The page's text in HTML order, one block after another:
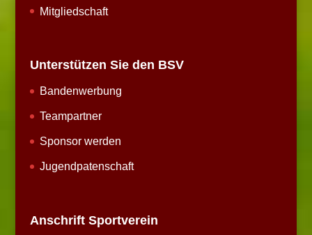
Mitgliedschaft
Unterstützen Sie den BSV
Bandenwerbung
Teampartner
Sponsor werden
Jugendpatenschaft
Anschrift Sportverein